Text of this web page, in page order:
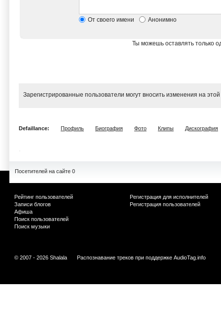
От своего имени Анонимно
Ты можешь оставлять только
Зарегистрированные пользователи могут вносить изменения на
Defaillance: Профиль Биография Фото Клипы Дискография
Посетителей на сайте 0
Рейтинг пользователей
Записи блогов
Афиша
Поиск пользователей
Поиск музыки
Регистрация для исполнителей
Регистрация пользователей
© 2007 - 2026 Shalala Распознавание треков при поддержке AudioTag.info